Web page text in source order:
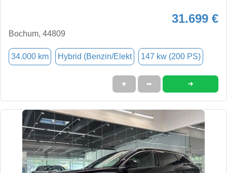
31.699 €
Bochum, 44809
34.000 km Hybrid (Benzin/Elekt 147 kw (200 PS)
★ ➦ ➜